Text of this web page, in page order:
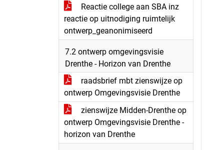
Reactie college aan SBA inz
reactie op uitnodiging ruimtelijk
ontwerp_geanonimiseerd
7.2 ontwerp omgevingsvisie
Drenthe - Horizon van Drenthe
raadsbrief mbt zienswijze op
ontwerp Omgevingsvisie Drenthe
zienswijze Midden-Drenthe op
ontwerp Omgevingsvisie Drenthe -
horizon van Drenthe